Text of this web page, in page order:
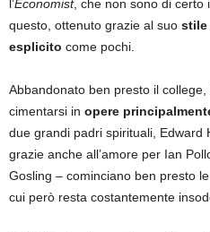
l’Economist, che non sono di certo
questo, ottenuto grazie al suo stile
esplicito come pochi.
Abbandonato ben presto il
cimentarsi in opere
due grandi padri spirituali, Edward
grazie anche all’amore per Ian
Gosling – cominciano ben presto le
cui però resta costantemente